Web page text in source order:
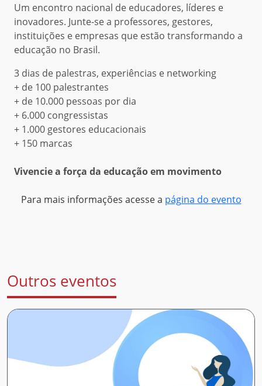
Um encontro nacional de educadores, líderes e
inovadores. Junte-se a professores, gestores,
instituições e empresas que estão transformando a
educação no Brasil.
3 dias de palestras, experiências e networking
+ de 100 palestrantes
+ de 10.000 pessoas por dia
+ 6.000 congressistas
+ 1.000 gestores educacionais
+ 150 marcas
Vivencie a força da educação em movimento
Para mais informações acesse a página do evento
Outros eventos